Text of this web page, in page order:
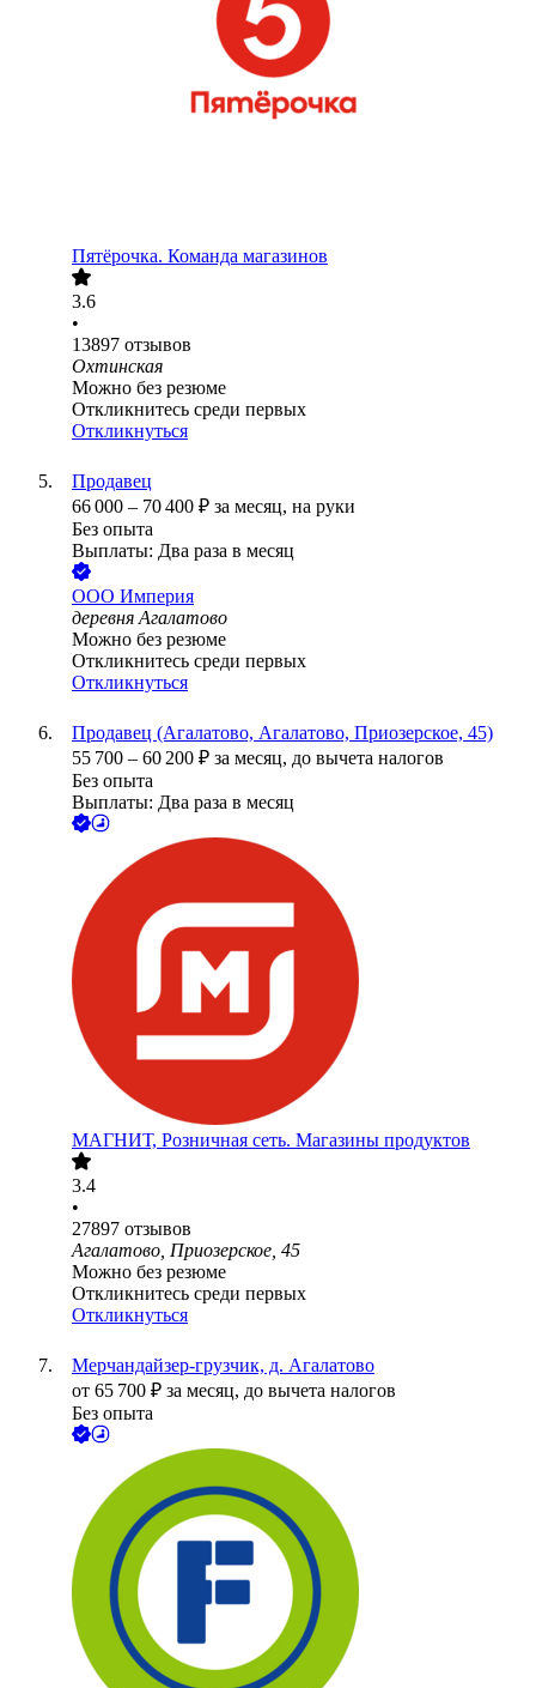
Пятёрочка. Команда магазинов
3.6
•
13897 отзывов
Охтинская
Можно без резюме
Откликнитесь среди первых
Откликнуться
Продавец
66 000 – 70 400 ₽ за месяц, на руки
Без опыта
Выплаты: Два раза в месяц
ООО Империя
деревня Агалатово
Можно без резюме
Откликнитесь среди первых
Откликнуться
Продавец (Агалатово, Агалатово, Приозерское, 45)
55 700 – 60 200 ₽ за месяц, до вычета налогов
Без опыта
Выплаты: Два раза в месяц
МАГНИТ, Розничная сеть. Магазины продуктов
3.4
•
27897 отзывов
Агалатово, Приозерское, 45
Можно без резюме
Откликнитесь среди первых
Откликнуться
Мерчандайзер-грузчик, д. Агалатово
от 65 700 ₽ за месяц, до вычета налогов
Без опыта